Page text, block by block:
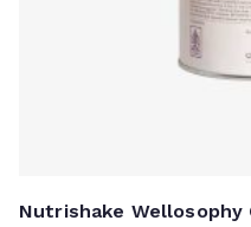
Nutrishake Wellosophy